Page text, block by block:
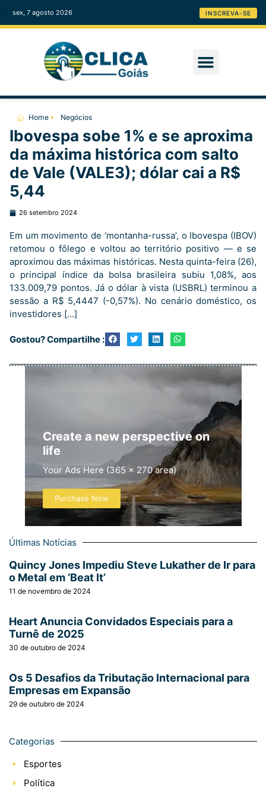
sex, 7 agosto 2026 INSCREVA-SE
Home Negócios
Ibovespa sobe 1% e se aproxima
da máxima histórica com salto
de Vale (VALE3); dólar cai a R$
5,44
26 setembro 2024
Em um movimento de ‘montanha-russa’, o Ibovespa (IBOV)
retomou o fôlego e voltou ao território positivo — e se
aproximou das máximas históricas. Nesta quinta-feira (26),
o principal índice da bolsa brasileira subiu 1,08%, aos
133.009,79 pontos. Já o dólar à vista (USBRL) terminou a
sessão a R$ 5,4447 (-0,57%). No cenário doméstico, os
investidores […]
Gostou? Compartilhe :
Create a new perspective on
life
Your Ads Here (365 x 270 area)
Purchase Now
Últimas Notícias
Quincy Jones Impediu Steve Lukather de Ir para
o Metal em ‘Beat It’
11 de novembro de 2024
Heart Anuncia Convidados Especiais para a
Turnê de 2025
30 de outubro de 2024
Os 5 Desafios da Tributação Internacional para
Empresas em Expansão
29 de outubro de 2024
Categorias
Esportes
Política